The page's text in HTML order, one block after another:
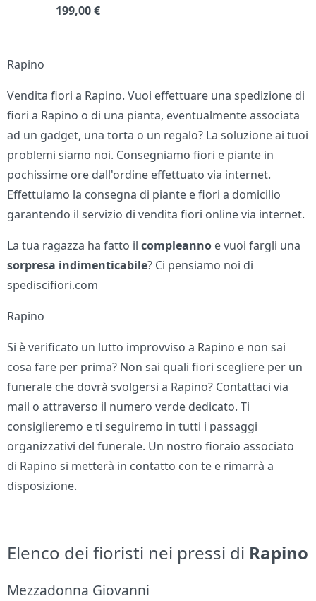
199,00 €
Rapino
Vendita fiori a Rapino. Vuoi effettuare una spedizione di
fiori a Rapino o di una pianta, eventualmente associata
ad un gadget, una torta o un regalo? La soluzione ai tuoi
problemi siamo noi. Consegniamo fiori e piante in
pochissime ore dall'ordine effettuato via internet.
Effettuiamo la consegna di piante e fiori a domicilio
garantendo il servizio di vendita fiori online via internet.
La tua ragazza ha fatto ilcompleanno e vuoi fargli una
sorpresa indimenticabile? Ci pensiamo noi di
spediscifiori.com
Rapino
Si è verificato un lutto improvviso a Rapino e non sai
cosa fare per prima? Non sai quali fiori scegliere per un
funerale che dovrà svolgersi a Rapino? Contattaci via
mail o attraverso il numero verde dedicato. Ti
consiglieremo e ti seguiremo in tutti i passaggi
organizzativi del funerale. Un nostro fioraio associato
di Rapino si metterà in contatto con te e rimarrà a
disposizione.
Elenco dei fioristi nei pressi di Rapino
Mezzadonna Giovanni